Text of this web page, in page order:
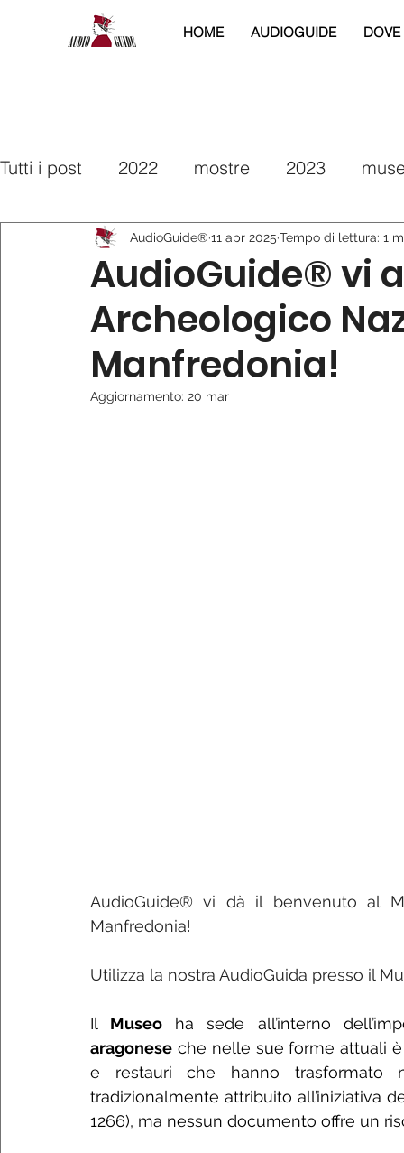
HOME AUDIOGUIDE
Tutti i post 2022 mostre 2023
2026 interreg 2019 2020
AudioGuide® vi
Archeologico
Manfredonia!
AudioGuide® 11 apr 2025 Tempo di lettura: 1
Aggiornamento: 20 mar
AudioGuide® vi dà il benvenuto al
Manfredonia!
Utilizza la nostra AudioGuida presso il
Il Museo ha sede all’interno
aragonese che nelle sue forme attuali
e restauri che hanno trasformato
tradizionalmente attribuito all’iniziativa
1266), ma nessun documento offre un